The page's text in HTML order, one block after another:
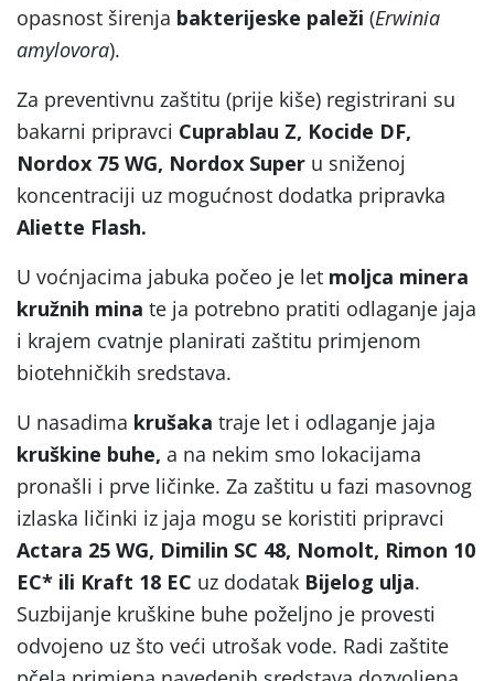
opasnost širenja bakterijeske paleži (Erwinia
amylovora).
Za preventivnu zaštitu (prije kiše) registrirani su
bakarni pripravci Cuprablau Z, Kocide DF,
Nordox 75 WG, Nordox Super u sniženoj
koncentraciji uz mogućnost dodatka pripravka
Aliette Flash.
U voćnjacima jabuka počeo je let moljca minera
kružnih mina te ja potrebno pratiti odlaganje jaja
i krajem cvatnje planirati zaštitu primjenom
biotehničkih sredstava.
U nasadima krušaka traje let i odlaganje jaja
kruškine buhe, a na nekim smo lokacijama
pronašli i prve ličinke. Za zaštitu u fazi masovnog
izlaska ličinki iz jaja mogu se koristiti pripravci
Actara 25 WG, Dimilin SC 48, Nomolt, Rimon 10
EC* ili Kraft 18 EC uz dodatak Bijelog ulja.
Suzbijanje kruškine buhe poželjno je provesti
odvojeno uz što veći utrošak vode. Radi zaštite